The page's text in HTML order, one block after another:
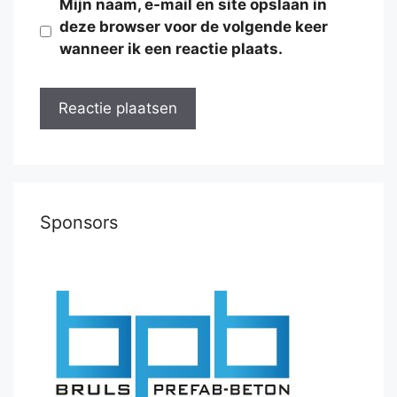
Mijn naam, e-mail en site opslaan in
deze browser voor de volgende keer
wanneer ik een reactie plaats.
Sponsors